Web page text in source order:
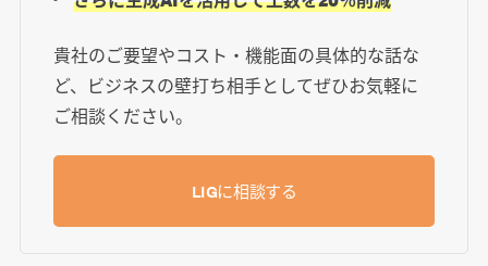
貴社のご要望やコスト・機能面の具体的な話な
ど、ビジネスの壁打ち相手としてぜひお気軽に
ご相談ください。
LIGに相談する